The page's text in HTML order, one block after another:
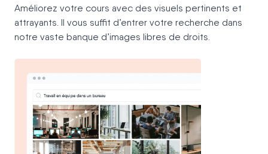
Améliorez votre cours avec des visuels pertinents et
attrayants. Il vous suffit d’entrer votre recherche dans
notre vaste banque d’images libres de droits.